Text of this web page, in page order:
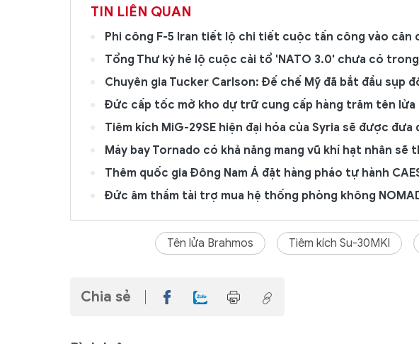
TIN LIÊN QUAN
Phi công F-5 Iran tiết lộ chi tiết cuộc tấn công vào căn
Tổng Thư ký hé lộ cuộc cải tổ 'NATO 3.0' chưa có
Chuyên gia Tucker Carlson: Đế chế Mỹ đã bắt đầu sụp
Đức cấp tốc mở kho dự trữ cung cấp hàng trăm tên lửa
Tiêm kích MiG-29SE hiện đại hóa của Syria sẽ được đưa
Máy bay Tornado có khả năng mang vũ khí hạt nhân sẽ
Thêm quốc gia Đông Nam Á đặt hàng pháo tự hành
Đức âm thầm tài trợ mua hệ thống phòng không
Tên lửa Brahmos Tiêm kích Su-30MKI
Chia sẻ